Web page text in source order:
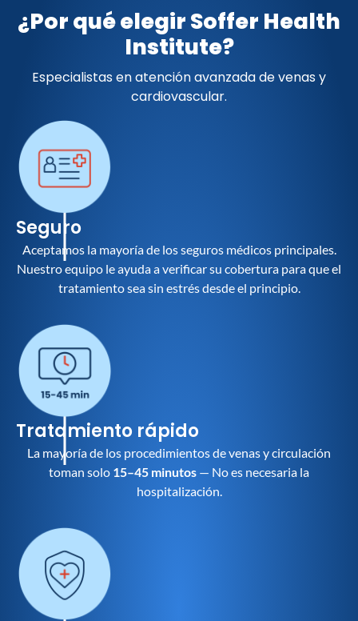
¿Por qué elegir Soffer Health
Institute?
Especialistas en atención avanzada de venas y
cardiovascular.
Seguro
Aceptamos la mayoría de los seguros médicos principales.
Nuestro equipo le ayuda a verificar su cobertura para que el
tratamiento sea sin estrés desde el principio.
Tratamiento rápido
La mayoría de los procedimientos de venas y circulación
toman solo 15–45 minutos — No es necesaria la
hospitalización.